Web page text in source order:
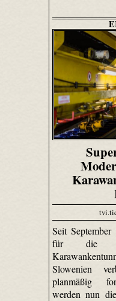
Seit
für die
Slowenien
planmäßig
werden nun